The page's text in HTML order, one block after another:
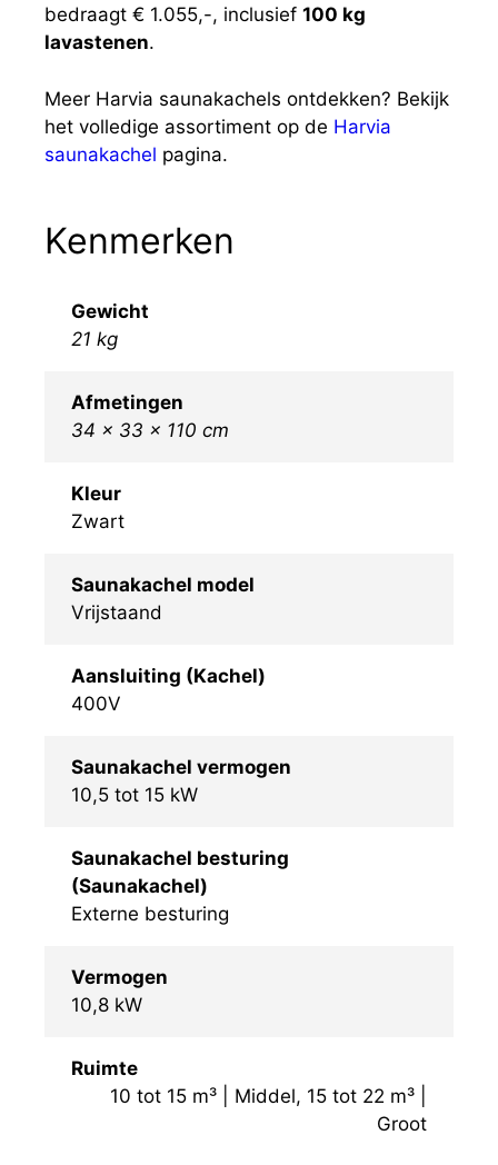
bedraagt € 1.055,-, inclusief 100 kg
lavastenen.
Meer Harvia saunakachels ontdekken? Bekijk
het volledige assortiment op de Harvia
saunakachel pagina.
Kenmerken
Gewicht
21 kg
Afmetingen
34 × 33 × 110 cm
Kleur
Zwart
Saunakachel model
Vrijstaand
Aansluiting (Kachel)
400V
Saunakachel vermogen
10,5 tot 15 kW
Saunakachel besturing
(Saunakachel)
Externe besturing
Vermogen
10,8 kW
Ruimte
10 tot 15 m³ | Middel, 15 tot 22 m³ |
Groot